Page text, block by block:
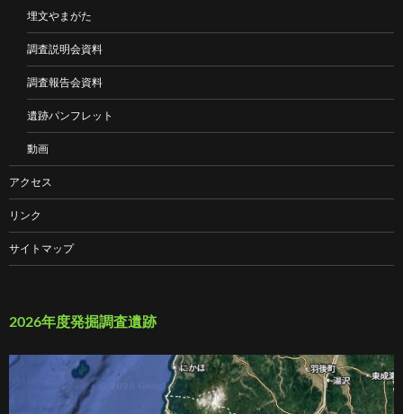
埋文やまがた
調査説明会資料
調査報告会資料
遺跡パンフレット
動画
アクセス
リンク
サイトマップ
2026年度発掘調査遺跡